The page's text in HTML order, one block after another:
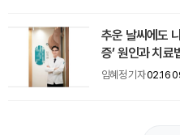
추운 날씨에도
증’ 원인과 치
임혜정 기자02.16